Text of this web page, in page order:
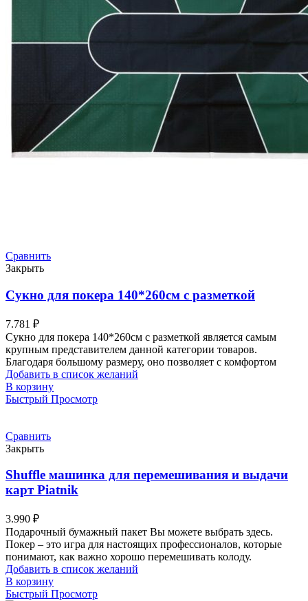
Сравнить
Закрыть
Сукно для покера 140*260см с разметкой
7.781 ₽
Сукно для покера 140*260см с разметкой является самым
крупным представителем данной категории товаров.
Благодаря большому размеру, оно позволяет с комфортом
Добавить в список желаний
В корзину
Быстрый Просмотр
Сравнить
Закрыть
Shuffle машинка для перемешивания и выдачи
карт Piatnik
3.990 ₽
Подарочный бумажный пакет Вы можете выбрать здесь.
Покер – это игра для настоящих профессионалов, которые
понимают, как важно хорошо перемешивать колоду.
Добавить в список желаний
В корзину
Быстрый Просмотр